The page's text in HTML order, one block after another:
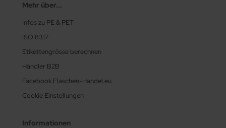
Mehr über...
Infos zu PE & PET
ISO 8317
Etikettengrösse berechnen
Händler B2B
Facebook Flaschen-Handel.eu
Cookie Einstellungen
Informationen